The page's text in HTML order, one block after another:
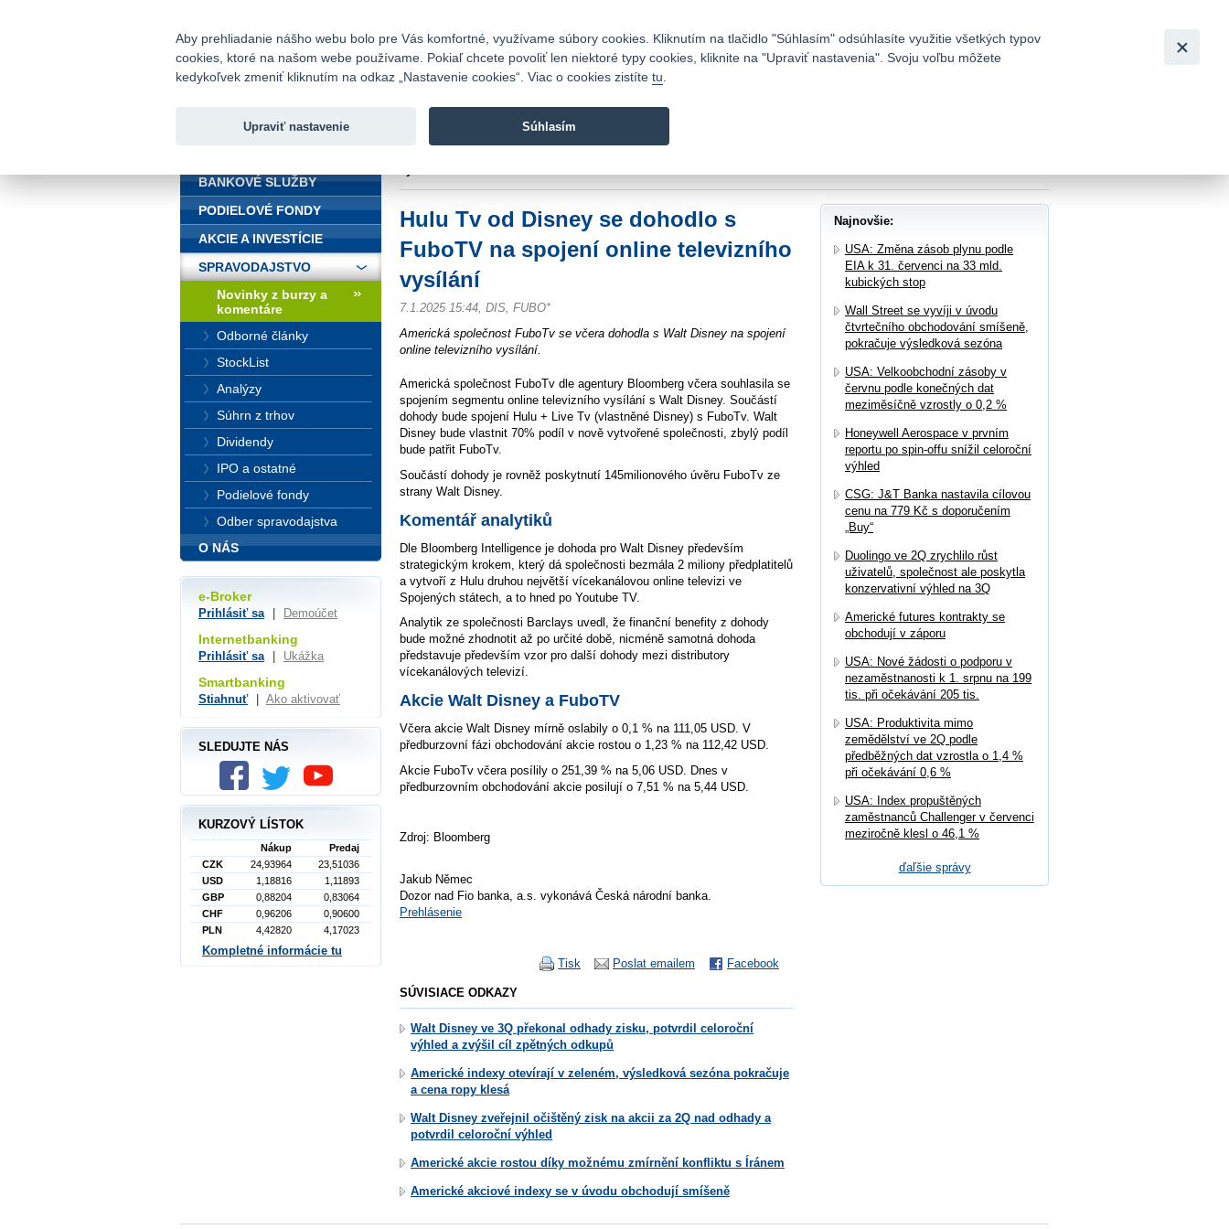
Fio banka
Fio banka sa zameriava na poskytovanie bežných bankových
Hulu Tv od Disney se dohodlo s
FuboTV na spojení online televizního
vysílání
7.1.2025 15:44, DIS, FUBO*
Americká společnost FuboTv se včera dohodla s Walt Disney na spojení
online televizního vysílání.
Americká společnost FuboTv dle agentury Bloomberg včera souhlasila se
spojením segmentu online televizního vysílání s Walt Disney. Součástí
dohody bude spojení Hulu + Live Tv (vlastněné Disney) s FuboTv. Walt
Disney bude vlastnit 70% podíl v nově vytvořené společnosti, zbylý podíl
bude patřit FuboTv.
Součástí dohody je rovněž poskytnutí 145milionového úvěru FuboTv ze
strany Walt Disney.
Komentář analytiků
Dle Bloomberg Intelligence je dohoda pro Walt Disney především
strategickým krokem, který dá společnosti bezmála 2 miliony předplatitelů
a vytvoří z Hulu druhou největší vícekanálovou online televizi ve
Spojených státech, a to hned po Youtube TV.
Analytik ze společnosti Barclays uvedl, že finanční benefity z dohody
bude možné zhodnotit až po určité době, nicméně samotná dohoda
představuje především vzor pro další dohody mezi distributory
vícekanálových televizí.
Akcie Walt Disney a FuboTV
Včera akcie Walt Disney mírně oslabily o 0,1 % na 111,05 USD. V
předburzovní fázi obchodování akcie rostou o 1,23 % na 112,42 USD.
Akcie FuboTv včera posílily o 251,39 % na 5,06 USD. Dnes v
předburzovním obchodování akcie posilují o 7,51 % na 5,44 USD.
Zdroj: Bloomberg
Jakub Němec
Dozor nad Fio banka, a.s. vykonává Česká národní banka.
Prehlásenie
Facebook
Poslat emailem
Tisk
SÚVISIACE ODKAZY
Walt Disney ve 3Q překonal odhady zisku, potvrdil celoroční
výhled a zvýšil cíl zpětných odkupů
Americké indexy otevírají v zeleném, výsledková sezóna pokračuje
a cena ropy klesá
Walt Disney zveřejnil očištěný zisk na akcii za 2Q nad odhady a
potvrdil celoroční výhled
Americké akcie rostou díky možnému zmírnění konfliktu s Íránem
Americké akciové indexy se v úvodu obchodují smíšeně
Najnovšie:
USA: Změna zásob plynu podle
EIA k 31. červenci na 33 mld.
kubických stop
Wall Street se vyvíji v úvodu
čtvrtečního obchodování smíšeně,
pokračuje výsledková sezóna
USA: Velkoobchodní zásoby v
červnu podle konečných dat
meziměsíčně vzrostly o 0,2 %
Honeywell Aerospace v prvním
reportu po spin-offu snížil celoroční
výhled
CSG: J&T Banka nastavila cílovou
cenu na 779 Kč s doporučením
„Buy“
Duolingo ve 2Q zrychlilo růst
uživatelů, společnost ale poskytla
konzervativní výhled na 3Q
Americké futures kontrakty se
obchodují v záporu
USA: Nové žádosti o podporu v
nezaměstnanosti k 1. srpnu na 199
tis. při očekávání 205 tis.
USA: Produktivita mimo
zemědělství ve 2Q podle
předběžných dat vzrostla o 1,4 %
při očekávání 0,6 %
USA: Index propuštěných
zaměstnanců Challenger v červenci
meziročně klesl o 46,1 %
ďaľšie správy
BANKOVÉ SLUŽBY
PODIELOVÉ FONDY
AKCIE A INVESTÍCIE
SPRAVODAJSTVO
Novinky z burzy a
komentáre
Odborné články
StockList
Analýzy
Súhrn z trhov
Dividendy
IPO a ostatné
Podielové fondy
Odber spravodajstva
O NÁS
e-Broker
Prihlásiť sa Demoúčet
Internetbanking
Prihlásiť sa Ukážka
Smartbanking
Stiahnuť Ako aktivovať
SLEDUJTE NÁS
KURZOVÝ LÍSTOK
Nákup
Predaj
CZK
24,93964
23,51036
USD
1,18816
1,11893
GBP
0,88204
0,83064
CHF
0,96206
0,90600
PLN
4,42820 4,17023
Kompletné informácie tu
Aby prehliadanie nášho webu bolo pre Vás komfortné, využívame súbory cookies. Kliknutím na tlačidlo "Súhlasím" odsúhlasíte využitie všetkých typov
cookies, ktoré na našom webe používame. Pokiaľ chcete povoliť len niektoré typy cookies, kliknite na "Upraviť nastavenia". Svoju voľbu môžete
kedykoľvek zmeniť kliknutím na odkaz „Nastavenie cookies“. Viac o cookies zistíte tu
Upraviť nastavenie Súhlasím